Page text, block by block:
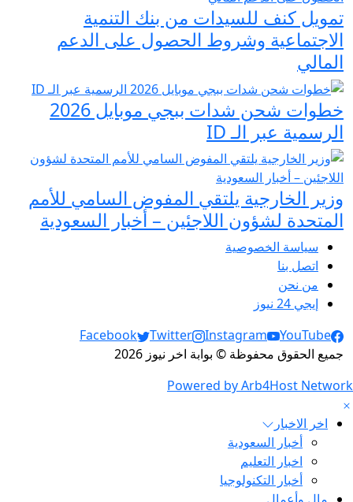
تمويل كنف للسيدات من بنك التنمية
الاجتماعية وشروط الحصول على الدعم
المالي
خطوات شحن شدات ببجي موبايل 2026
الرسمية عبر الـ ID
وزير الخارجية يلتقي المفوض السامي للأمم
المتحدة لشؤون اللاجئين – أخبار السعودية
سياسة الخصوصية
اتصل بنا
من نحن
إيجي 24 نيوز
Social Links
Facebook Twitter Instagram
YouTube
جميع الحقوق محفوظة © بوابة اخر نيوز 2026
Powered by Arb4Host Network
اخر الاخبار
أخبار السعودية
اخبار التعليم
أخبار التكنولوجيا